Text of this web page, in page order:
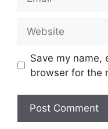
Save my name,
browser for the